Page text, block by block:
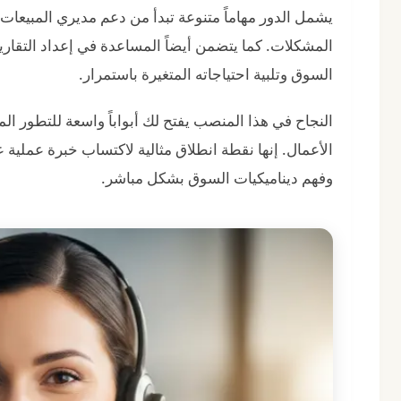
يشمل الدور مهاماً متنوعة تبدأ من دعم مديري
المشكلات. كما يتضمن أيضاً المساعدة في إعداد
السوق وتلبية احتياجاته المتغيرة باستمرار.
النجاح في هذا المنصب يفتح لك أبواباً واسعة
الأعمال. إنها نقطة انطلاق مثالية لاكتساب خبرة
وفهم ديناميكيات السوق بشكل مباشر.